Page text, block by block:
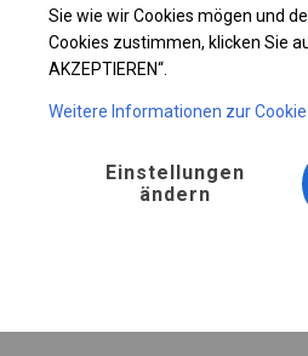
Sie wie wir Cookies mögen und
Cookies zustimmen, klicken Sie
AKZEPTIEREN“.
Weitere Informationen zur
Einstellungen
ändern